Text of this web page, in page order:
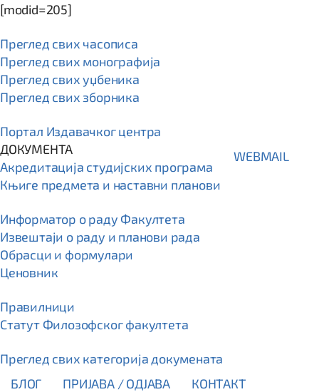
[modid=205]
Преглед свих часописа
Преглед свих монографија
Преглед свих уџбеника
Преглед свих зборника
Портал Издавачког центра
ДОКУМЕНТА
Акредитација студијских програма
Књиге предмета и наставни планови
Информатор о раду Факултета
Извештаји о раду и планови рада
Обрасци и формулари
Ценовник
Правилници
Статут Филозофског факултета
Преглед свих категорија докумената
WEBMAIL
БЛОГ ПРИЈАВА / OДЈАВА КОНТАКТ